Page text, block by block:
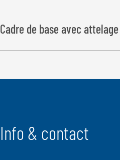
Cadre de base avec
Info & contact